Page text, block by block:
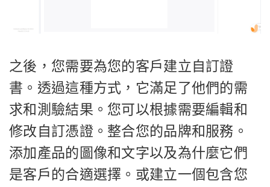
之後，您需要為您的客戶建立自訂證
書。透過這種方式，它滿足了他們的需
求和測驗結果。您可以根據需要編輯和
修改自訂憑證。整合您的品牌和服務。
添加產品的圖像和文字以及為什麼它們
是客戶的合適選擇。或建立一個包含您